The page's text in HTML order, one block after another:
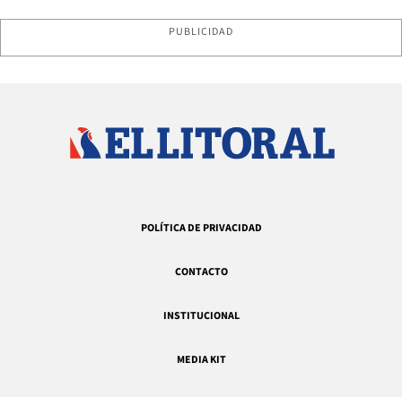
PUBLICIDAD
POLÍTICA DE PRIVACIDAD
CONTACTO
INSTITUCIONAL
MEDIA KIT